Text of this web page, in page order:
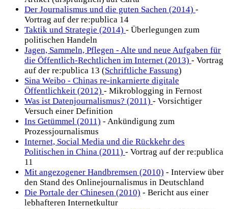
Der Journalismus und die guten Sachen (2014) -
Vortrag auf der re:publica 14
Taktik und Strategie (2014) - Überlegungen zum
politischen Handeln
Jagen, Sammeln, Pflegen - Alte und neue Aufgaben für
die Öffentlich-Rechtlichen im Internet (2013) - Vortrag
auf der re:publica 13 (Schriftliche Fassung)
Sina Weibo - Chinas re-inkarnierte digitale
Öffentlichkeit (2012) - Mikroblogging in Fernost
Was ist Datenjournalismus? (2011) - Vorsichtiger
Versuch einer Definition
Ins Getümmel (2011) - Ankündigung zum
Prozessjournalismus
Internet, Social Media und die Rückkehr des
Politischen in China (2011) - Vortrag auf der re:publica
11
Mit angezogener Handbremsen (2010) - Interview über
den Stand des Onlinejournalismus in Deutschland
Die Portale der Chinesen (2010) - Bericht aus einer
lebhafteren Internetkultur